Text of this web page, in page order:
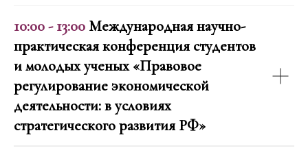
10:00 - 13:00 Международная научно-
практическая конференция студентов
и молодых ученых «Правовое
регулирование экономической
деятельности: в условиях
стратегического развития РФ»